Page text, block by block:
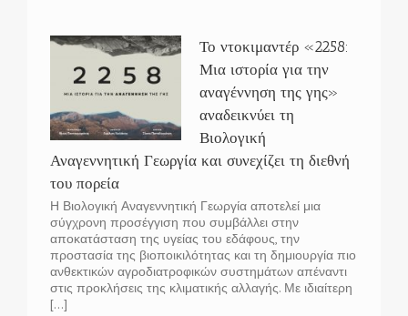
Το ντοκιμαντέρ «2258:
Μια ιστορία για την
αναγέννηση της γης»
αναδεικνύει τη
Βιολογική
Αναγεννητική Γεωργία και συνεχίζει τη διεθνή
του πορεία
Η Βιολογική Αναγεννητική Γεωργία αποτελεί μια
σύγχρονη προσέγγιση που συμβάλλει στην
αποκατάσταση της υγείας του εδάφους, την
προστασία της βιοποικιλότητας και τη δημιουργία πιο
ανθεκτικών αγροδιατροφικών συστημάτων απέναντι
στις προκλήσεις της κλιματικής αλλαγής. Με ιδιαίτερη
[...]